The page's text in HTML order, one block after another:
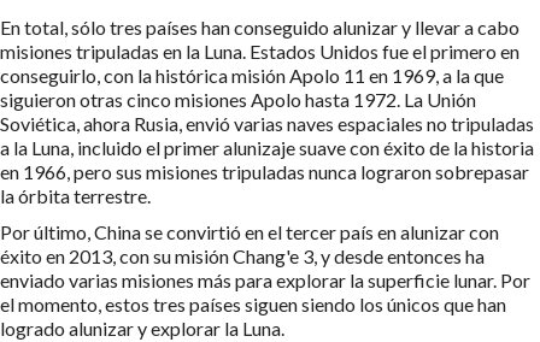
En total, sólo tres países han conseguido alunizar y llevar a cabo
misiones tripuladas en la Luna. Estados Unidos fue el primero en
conseguirlo, con la histórica misión Apolo 11 en 1969, a la que
siguieron otras cinco misiones Apolo hasta 1972. La Unión
Soviética, ahora Rusia, envió varias naves espaciales no tripuladas
a la Luna, incluido el primer alunizaje suave con éxito de la historia
en 1966, pero sus misiones tripuladas nunca lograron sobrepasar
la órbita terrestre.
Por último, China se convirtió en el tercer país en alunizar con
éxito en 2013, con su misión Chang'e 3, y desde entonces ha
enviado varias misiones más para explorar la superficie lunar. Por
el momento, estos tres países siguen siendo los únicos que han
logrado alunizar y explorar la Luna.